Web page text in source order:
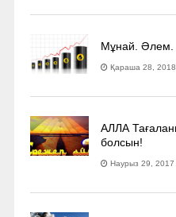
Мұнай. Әлем.
Қараша 28, 2018
АЛЛА
болсын!
Наурыз 29, 2017